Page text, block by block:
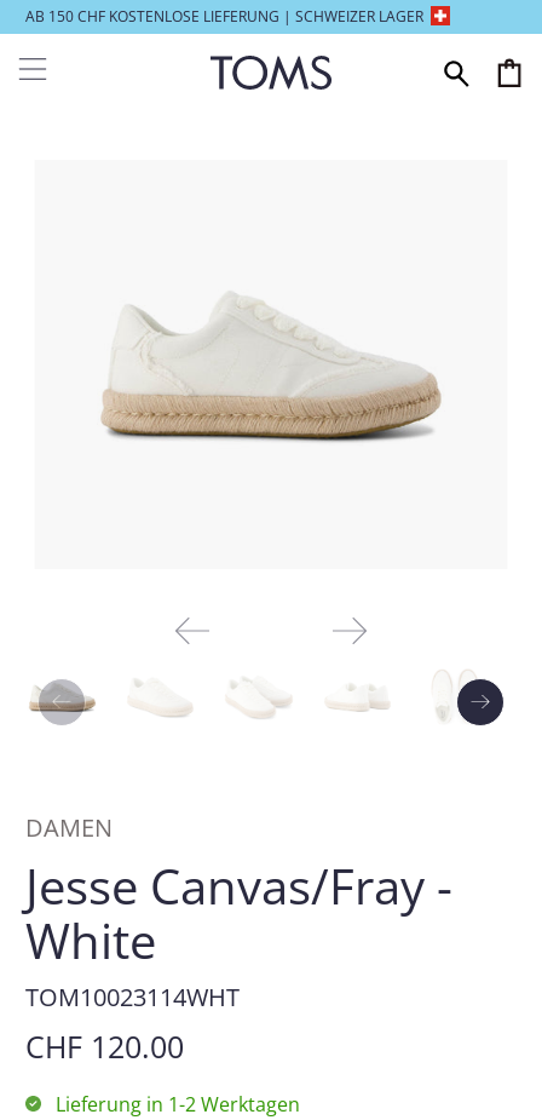
AB 150 CHF KOSTENLOSE LIEFERUNG | SCHWEIZER LAGER
DAMEN
Jesse Canvas/Fray -
White
TOM10023114WHT
CHF 120.00
Lieferung in 1-2 Werktagen